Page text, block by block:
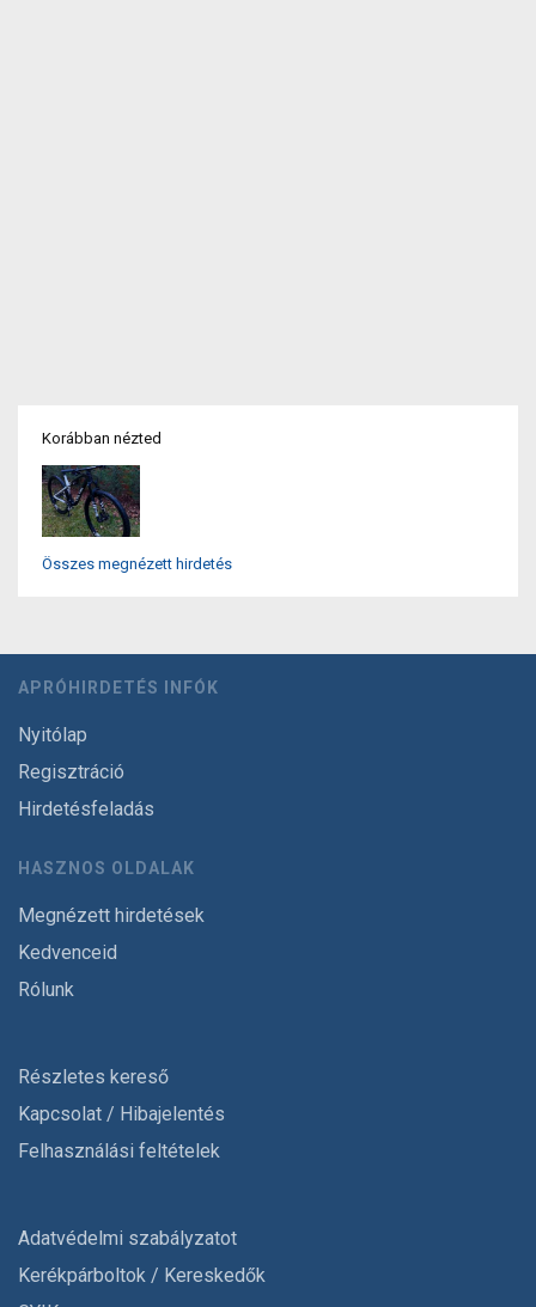
Korábban nézted
Összes megnézett hirdetés
APRÓHIRDETÉS INFÓK
Nyitólap
Regisztráció
Hirdetésfeladás
HASZNOS OLDALAK
Megnézett hirdetések
Kedvenceid
Rólunk
Részletes kereső
Kapcsolat / Hibajelentés
Felhasználási feltételek
Adatvédelmi szabályzatot
Kerékpárboltok / Kereskedők